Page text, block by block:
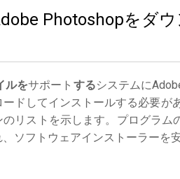
Photoshopをダ
ルをサポート するシステムに
ドしてインストールする必要
のリストを示します。プログラ
ソフトウェアインストーラーを